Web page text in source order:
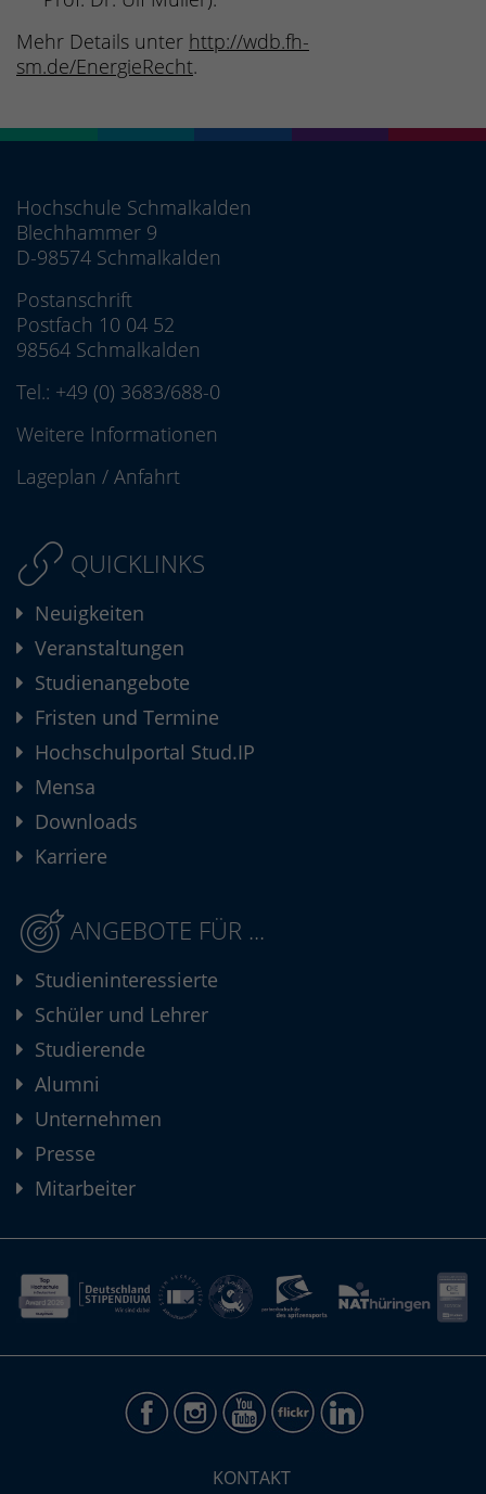
Mehr Details unter http://wdb.fh-
sm.de/EnergieRecht.
Hochschule Schmalkalden
Blechhammer 9
D-98574 Schmalkalden
Postanschrift
Postfach 10 04 52
98564 Schmalkalden
Tel.: +49 (0) 3683/688-0
Weitere Informationen
Lageplan / Anfahrt
QUICKLINKS
Neuigkeiten
Veranstaltungen
Studienangebote
Fristen und Termine
Hochschulportal Stud.IP
Mensa
Downloads
Karriere
ANGEBOTE FÜR ...
Studieninteressierte
Schüler und Lehrer
Studierende
Alumni
Unternehmen
Presse
Mitarbeiter
KONTAKT